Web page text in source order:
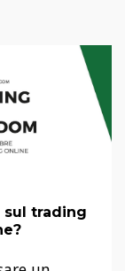
trading